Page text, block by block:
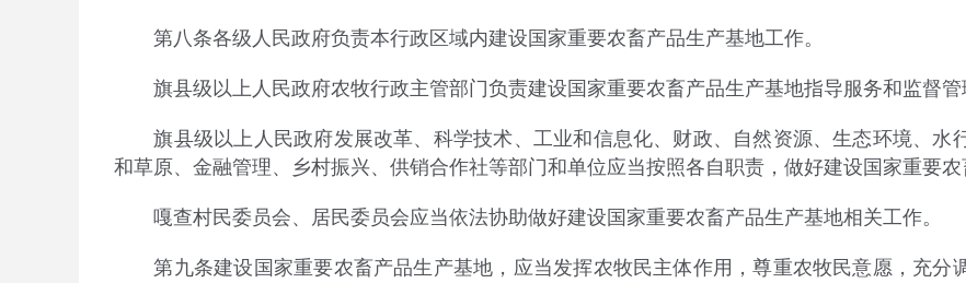
第八条各级人民政府负责本行政区域内建设国家重要农畜产品生产基地工作。
旗县级以上人民政府农牧行政主管部门负责建设国家重要农畜产品生产基地指导服务和监督管
旗县级以上人民政府发展改革、科学技术、工业和信息化、财政、自然资源、生态环境、水
和草原、金融管理、乡村振兴、供销合作社等部门和单位应当按照各自职责，做好建设国家重要农
嘎查村民委员会、居民委员会应当依法协助做好建设国家重要农畜产品生产基地相关工作。
第九条建设国家重要农畜产品生产基地，应当发挥农牧民主体作用，尊重农牧民意愿，充分